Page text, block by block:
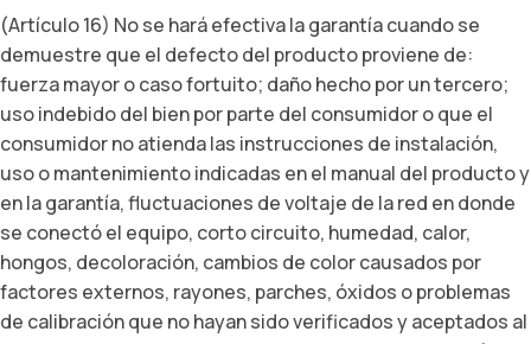
(Artículo 16) No se hará efectiva la garantía cuando se
demuestre que el defecto del producto proviene de:
fuerza mayor o caso fortuito; daño hecho por un tercero;
uso indebido del bien por parte del consumidor o que el
consumidor no atienda las instrucciones de instalación,
uso o mantenimiento indicadas en el manual del producto y
en la garantía, fluctuaciones de voltaje de la red en donde
se conectó el equipo, corto circuito, humedad, calor,
hongos, decoloración, cambios de color causados por
factores externos, rayones, parches, óxidos o problemas
de calibración que no hayan sido verificados y aceptados al